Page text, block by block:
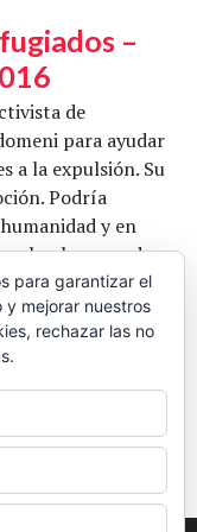
–
de
para ayudar
a la expulsión. Su
Podría
y en
hay que dar
que aguardan
…
refugiados –
para garantizar el
y mejorar nuestros
rechazar las no